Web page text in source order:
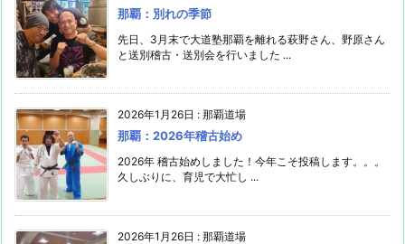
那覇：別れの季節
先日、3月末で大道塾那覇を離れる萩野さん、野原さん
と送別稽古・送別会を行いました ...
2026年1月26日 : 那覇道場
那覇：2026年稽古始め
2026年 稽古始めしました！今年こそ投稿します。。。
久しぶりに、育児で大忙し ...
2026年1月26日 : 那覇道場